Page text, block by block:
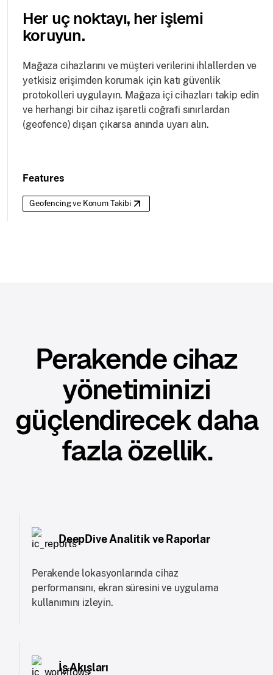
Her uç noktayı, her işlemi
koruyun.
Mağaza cihazlarını ve müşteri verilerini ihlallerden ve
yetkisiz erişimden korumak için katı güvenlik
protokolleri uygulayın. Mağaza içi cihazları takip edin
ve herhangi bir cihaz işaretli coğrafi sınırlardan
(geofence) dışarı çıkarsa anında uyarı alın.
Features
Geofencing ve Konum Takibi
Perakende cihaz
yönetiminizi
güçlendirecek daha
fazla özellik.
DeepDive Analitik ve Raporlar
Perakende lokasyonlarında cihaz
performansını, ekran süresini ve uygulama
kullanımını izleyin.
İş Akışları